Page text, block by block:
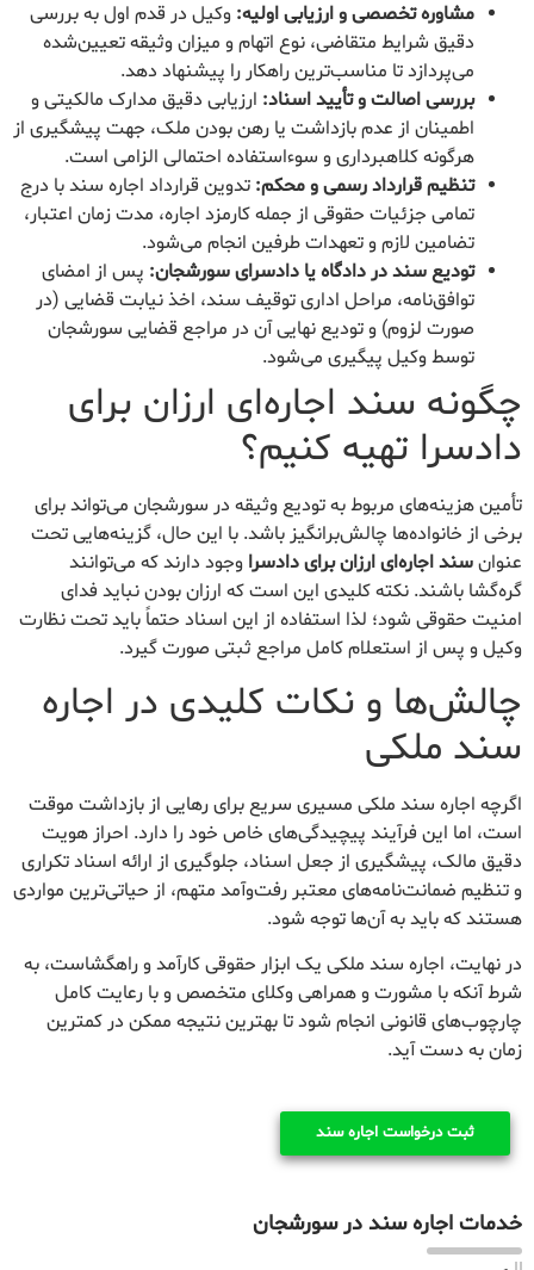
مشاوره تخصصی و ارزیابی اولیه: وکیل در قدم اول به بررسی
دقیق شرایط متقاضی، نوع اتهام و میزان وثیقه تعیین‌شده
می‌پردازد تا مناسب‌ترین راهکار را پیشنهاد دهد.
بررسی اصالت و تأیید اسناد: ارزیابی دقیق مدارک مالکیتی و
اطمینان از عدم بازداشت یا رهن بودن ملک، جهت پیشگیری از
هرگونه کلاهبرداری و سوءاستفاده احتمالی الزامی است.
تنظیم قرارداد رسمی و محکم: تدوین قرارداد اجاره سند با درج
تمامی جزئیات حقوقی از جمله کارمزد اجاره، مدت زمان اعتبار،
تضامین لازم و تعهدات طرفین انجام می‌شود.
تودیع سند در دادگاه یا دادسرای سورشجان: پس از امضای
توافق‌نامه، مراحل اداری توقیف سند، اخذ نیابت قضایی (در
صورت لزوم) و تودیع نهایی آن در مراجع قضایی سورشجان
توسط وکیل پیگیری می‌شود.
چگونه سند اجاره‌ای ارزان برای
دادسرا تهیه کنیم؟
تأمین هزینه‌های مربوط به تودیع وثیقه در سورشجان می‌تواند برای
برخی از خانواده‌ها چالش‌برانگیز باشد. با این حال، گزینه‌هایی تحت
عنوانسند اجاره‌ای ارزان برای دادسرا وجود دارند که می‌توانند
گره‌گشا باشند. نکته کلیدی این است که ارزان بودن نباید فدای
امنیت حقوقی شود؛ لذا استفاده از این اسناد حتماً باید تحت نظارت
وکیل و پس از استعلام کامل مراجع ثبتی صورت گیرد.
چالش‌ها و نکات کلیدی در اجاره
سند ملکی
اگرچه اجاره سند ملکی مسیری سریع برای رهایی از بازداشت موقت
است، اما این فرآیند پیچیدگی‌های خاص خود را دارد. احراز هویت
دقیق مالک، پیشگیری از جعل اسناد، جلوگیری از ارائه اسناد تکراری
و تنظیم ضمانت‌نامه‌های معتبر رفت‌وآمد متهم، از حیاتی‌ترین مواردی
هستند که باید به آن‌ها توجه شود.
در نهایت، اجاره سند ملکی یک ابزار حقوقی کارآمد و راهگشاست، به
شرط آنکه با مشورت و همراهی وکلای متخصص و با رعایت کامل
چارچوب‌های قانونی انجام شود تا بهترین نتیجه ممکن در کمترین
زمان به دست آید.
ثبت درخواست اجاره سند
خدمات اجاره سند در سورشجان